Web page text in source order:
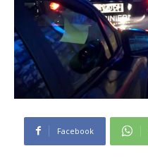
Facebook